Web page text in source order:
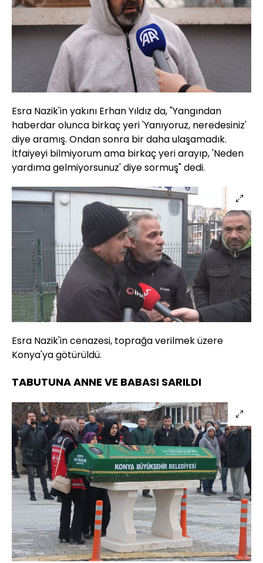
Esra Nazik'in yakını Erhan Yıldız da, "Yangından
haberdar olunca birkaç yeri 'Yanıyoruz, neredesiniz'
diye aramış. Ondan sonra bir daha ulaşamadık.
İtfaiyeyi bilmiyorum ama birkaç yeri arayıp, 'Neden
yardıma gelmiyorsunuz' diye sormuş" dedi.
Esra Nazik'in cenazesi, toprağa verilmek üzere
Konya'ya götürüldü.
TABUTUNA ANNE VE BABASI SARILDI